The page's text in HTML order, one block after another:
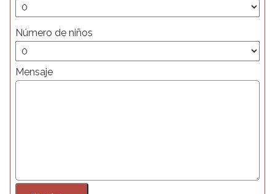
Número de niños
Mensaje